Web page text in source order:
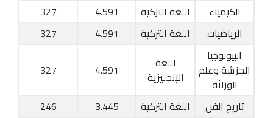
الكيمياء
اللغة التركية 4.591
327
الرياضيات
اللغة التركية 4.591
327
البيولوجيا
الجزيئية وعلم
الوراثة
اللغة
الإنجليزية
4.591
327
تاريخ الفن
اللغة التركية 3.445
246